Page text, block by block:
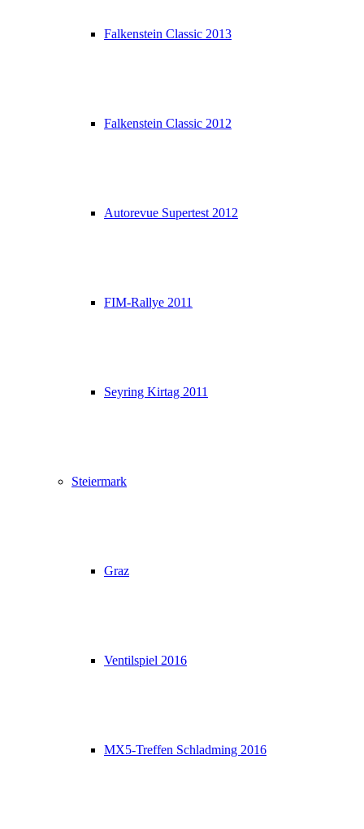
Falkenstein Classic 2013
Falkenstein Classic 2012
Autorevue Supertest 2012
FIM-Rallye 2011
Seyring Kirtag 2011
Steiermark
Graz
Ventilspiel 2016
MX5-Treffen Schladming 2016